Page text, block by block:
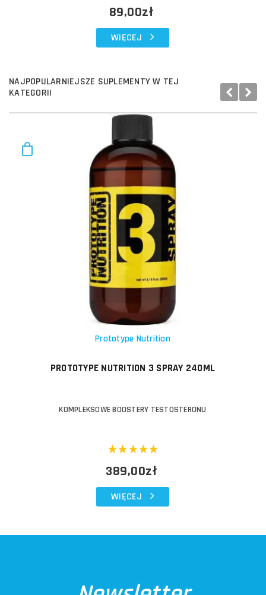
89,00zł
WIĘCEJ
NAJPOPULARNIEJSZE SUPLEMENTY W TEJ
KATEGORII
Prototype Nutrition
PROTOTYPE NUTRITION 3 SPRAY 240ML
KOMPLEKSOWE BOOSTERY TESTOSTERONU
389,00zł
WIĘCEJ